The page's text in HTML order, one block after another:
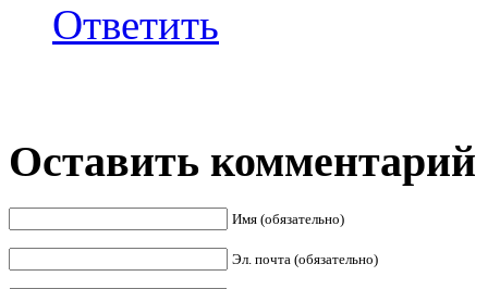
Ответить
Оставить комментарий
Имя (обязательно)
Эл. почта (обязательно)